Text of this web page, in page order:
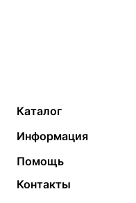
Каталог
Твердотопливные котлы
Электрические котлы
Банные печи
Теплый пол
Радиаторы
Насосы
Информация
Контакты
Статьи
Помощь
Контакты